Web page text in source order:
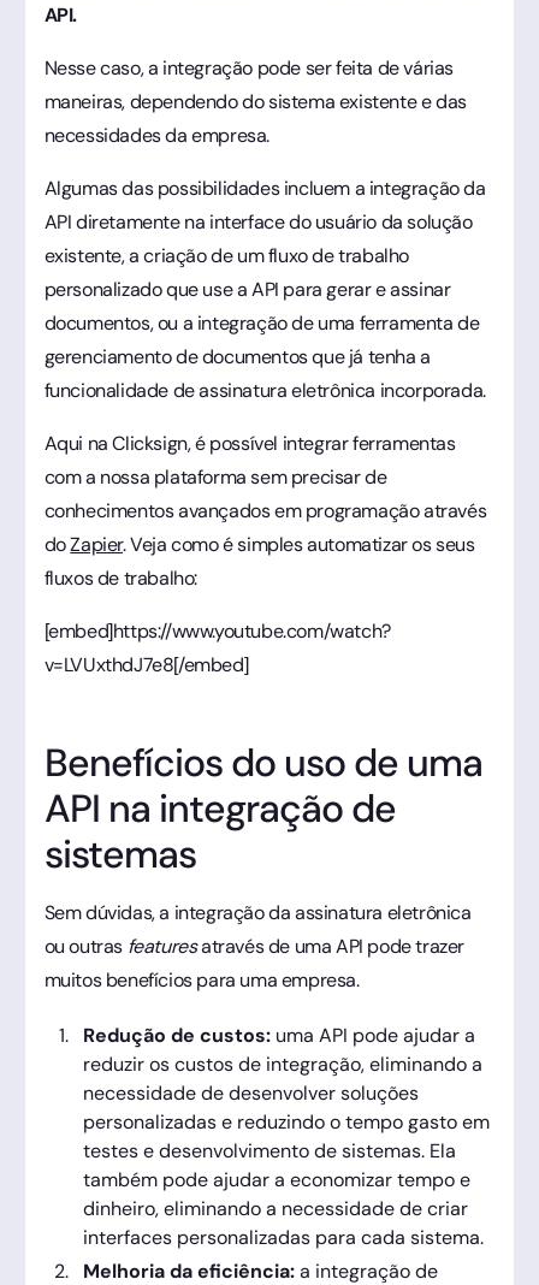
API.
Nesse caso, a integração pode ser feita de várias
maneiras, dependendo do sistema existente e das
necessidades da empresa.
Algumas das possibilidades incluem a integração da
API diretamente na interface do usuário da solução
existente, a criação de um fluxo de trabalho
personalizado que use a API para gerar e assinar
documentos, ou a integração de uma ferramenta de
gerenciamento de documentos que já tenha a
funcionalidade de assinatura eletrônica incorporada.
Aqui na Clicksign, é possível integrar ferramentas
com a nossa plataforma sem precisar de
conhecimentos avançados em programação através
doZapier. Veja como é simples automatizar os seus
fluxos de trabalho:
[embed]https://www.youtube.com/watch?
v=LVUxthdJ7e8[/embed]
Benefícios do uso de uma
API na integração de
sistemas
Sem dúvidas, a integração da assinatura eletrônica
ou outras featuresatravés de uma API pode trazer
muitos benefícios para uma empresa.
Redução de custos:uma API pode ajudar a
reduzir os custos de integração, eliminando a
necessidade de desenvolver soluções
personalizadas e reduzindo o tempo gasto em
testes e desenvolvimento de sistemas. Ela
também pode ajudar a economizar tempo e
dinheiro, eliminando a necessidade de criar
interfaces personalizadas para cada sistema.
Melhoria da eficiência:a integração de